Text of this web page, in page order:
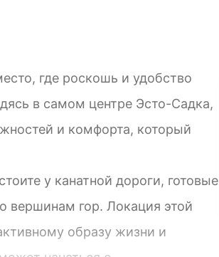
где роскошь и удобство
в самом центре Эсто-Садка,
и комфорта, который
у канатной дороги, готовые
вершинам гор. Локация этой
образу жизни и